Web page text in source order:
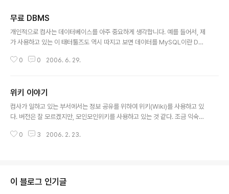
무료 DBMS
개인적으로 컴사는 데이터베이스를 아주 중요하게 생각합니다. 예를 들어서, 제
가 사용하고 있는 이 태터툴즈도 역시 따지고 보면 데이터를 MySQL이란 DB
떻게 조직하고, 어떻게 꾸미느냐에 따라서 이렇게 멋진 블로그 툴이 되어 탄생
ww.cubrid.com/cubrid/?doc=s3300.htm 를 참고 하시기 바랍니다. 사
실 컴사도 설치해보지는 않아서 진정한 DBMS가 맞는지 기능은 어떤지는 잘
모릅니다. 다만 살짝 살펴본 봐로는 RDBMS(관계형 데이터베이스)..
0 0 2006. 6. 29.
위키 이야기
컴사가 일하고 있는 부서에서는 정보 공유를 위하여 위키(Wiki)를 사용하고 있
다. 버전은 잘 모르겠지만, 모인모인위키를 사용하고 있는 것 같다. 조금 익숙하
런데, 아직도 에디팅이 원하는 대로 이쁘게 되지 않아서 힘들다. 그래서 그나마
나누면 된다. 문단을 나누는 것은 줄에 아무것도 입력하지 말고 엔터키만 한번.
소스의 경우 {{{ 와 }}} 사이에 입력을 하면 된다. 저 안에서는 코드 처럼 보이게
0 3 2006. 2. 23.
이 블로그 인기글